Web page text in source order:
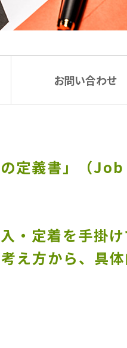
お問い合わせ
の定義書」（
・定着を手掛
え方から、具